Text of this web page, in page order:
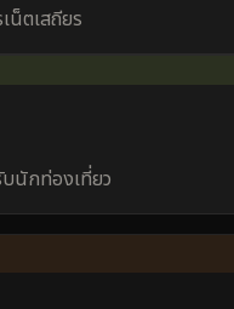
น็ตเสถียร
นักท่องเที่ยว